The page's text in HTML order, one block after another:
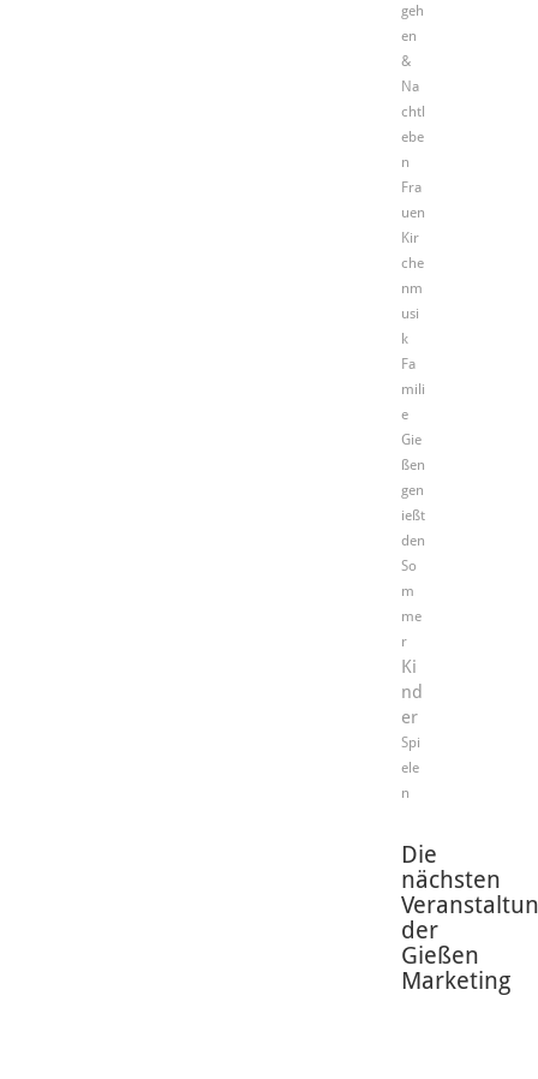
geh
en
&
Na
chtl
ebe
n
Fra
uen
Kir
che
nm
usi
k
Fa
mili
e
Gie
ßen
gen
ießt
den
So
m
me
r
Ki
nd
er
Spi
ele
n
Die
nächsten
der
Gießen
Marketing